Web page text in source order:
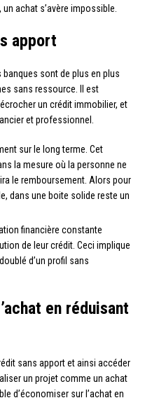
un achat s’avère impossible.
apport
sont de plus en plus
sans ressource. Il est
un crédit immobilier, et
et professionnel.
sur le long terme. Cet
la mesure où la personne ne
le remboursement. Alors pour
dans une boite solide reste un
financière constante
de leur crédit. Ceci implique
d’un profil sans
en réduisant
sans apport et ainsi accéder
un projet comme un achat
d’économiser sur l’achat en